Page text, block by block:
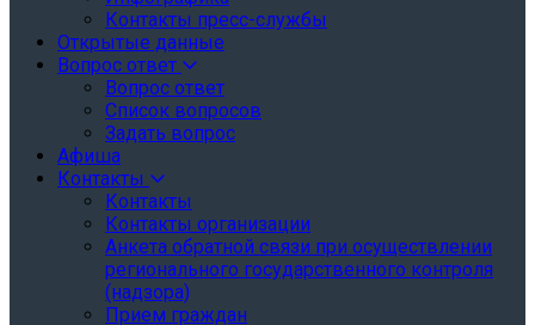
Контакты пресс-службы
Открытые данные
Вопрос ответ
Вопрос ответ
Список вопросов
Задать вопрос
Афиша
Контакты
Контакты
Контакты организации
Анкета обратной связи при осуществлении
регионального государственного контроля
(надзора)
Прием граждан